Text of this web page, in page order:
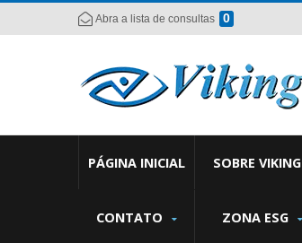
Abra a lista de consultas 0
PÁGINA INICIAL SOBRE VIKING
CONTATO ZONA ESG